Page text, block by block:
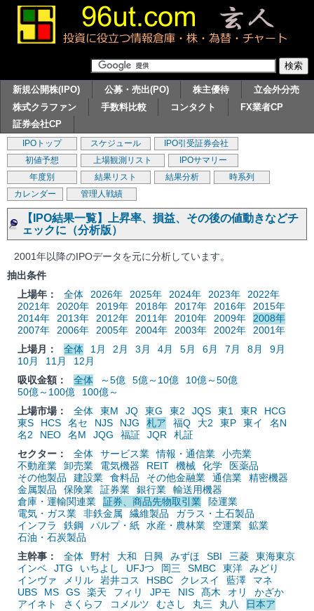
新規公開株(IPO) 公募・売出(PO) 株主優待
立会外分売
株式クラファン
手数料比較 コンタクト
FX業者CP
証券会社CP
IPOトップ スケジュール
IPO引受証券会社
初値予想
上場観測リスト
IPOサマリー
年度別
結果リスト 結果分析
時系列
カレンダー
管理人戦績
【IPO結果一覧】上昇率、損益、その後の値動きなどチ
ェックに（分析版）
2001年以降のIPOデータを元に分析しています。
抽出条件
上場年：
全体 2026年 2025年 2024年 2023年
2022年
2021年
2020年 2019年 2018年 2017年 2016年
2015年
2014年
2013年 2012年 2011年 2010年 2009年
2008年
2007年
2006年 2005年 2004年 2003年 2002年
2001年
上場月：
全体 1月 2月 3月 4月 5月 6月 7月 8月
9月
10月
11月
12月
吸収金額：
全体 ～5億 5億～10億
10億～50億
50億～100億
100億～
上場市場：
全体 東M JQ 東G 東2 JQS 東1 東R
HCG
東S
HCS 名セ NJS NJG 札ア 福Q 大2 東P 東イ
名N
名2
NEO 名M JQG 福証 JQR
札証
セクター：
全体 サービス業 情報・通信業
小売業
不動産業
卸売業 電気機器 REIT 機械 化学
医薬品
その他製品
建設業 食料品 その他金融業 通信業
精密機器
金属製品
保険業 証券業 銀行業
輸送用機器
倉庫・運輸関連業
証券、商品先物取引業
陸運業
電気・ガス業
非鉄金属 繊維製品
ガラス・土石製品
インフラ
鉄鋼 パルプ・紙 水産・農林業 空運業
鉱業
石油・石炭製品
主幹事：
全体 野村 大和 日興 みずほ SBI 三菱
東海東京
インベ
JTG いちよし UFJつ 岡三 SMBC 東洋
みどり
インヴァ
メリル 岩井コス HSBC クレスイ 藍澤
マネ
UBS
MS GS 楽天 フィリ JPモ NIS 髙木 オリ
かざか
アイネト
さくらフ コメルツ むさし 丸三 丸八
日本ア